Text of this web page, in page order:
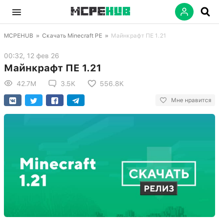
MCPEHUB » Скачать Minecraft PE » Майнкрафт ПЕ 1.21
00:32, 12 фев 26
Майнкрафт ПЕ 1.21
42.7M 3.5K 556.8K
Мне нравится